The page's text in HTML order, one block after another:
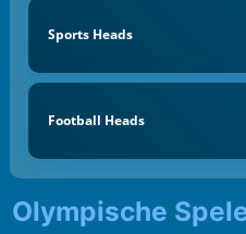
Sports Heads
Football Heads
Olympische